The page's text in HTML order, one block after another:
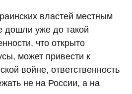
властей местным
дошли уже до такой
что открыто
может привести к
войне, ответственность
не на России, а на